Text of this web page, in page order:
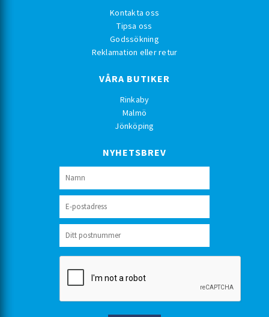
Kontakta oss
Tipsa oss
Godssökning
Reklamation eller retur
VÅRA BUTIKER
Rinkaby
Malmö
Jönköping
NYHETSBREV